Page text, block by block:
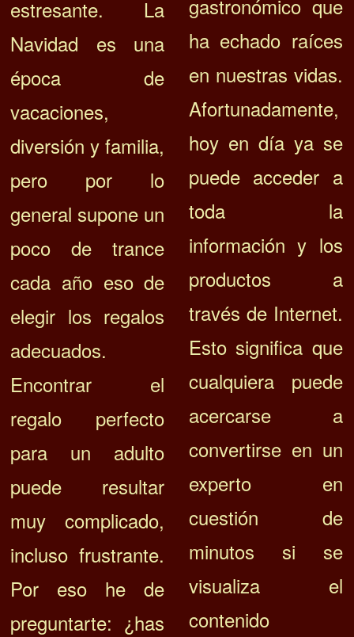
estresante. La
Navidad es una
época de
vacaciones,
diversión y familia,
pero por lo
general supone un
poco de trance
cada año eso de
elegir los regalos
adecuados.
Encontrar el
regalo perfecto
para un adulto
puede resultar
muy complicado,
incluso frustrante.
Por eso he de
preguntarte: ¿has
gastronómico que
ha echado raíces
en nuestras vidas.
Afortunadamente,
hoy en día ya se
puede acceder a
toda la
información y los
productos a
través de Internet.
Esto significa que
cualquiera puede
acercarse a
convertirse en un
experto en
cuestión de
minutos si se
visualiza el
contenido